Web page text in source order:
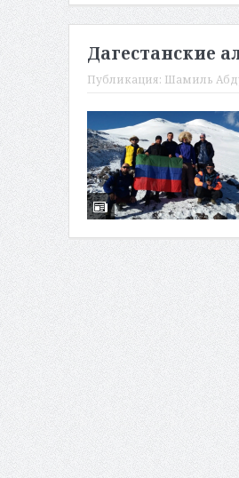
Дагестанские
Публикация: Шамиль